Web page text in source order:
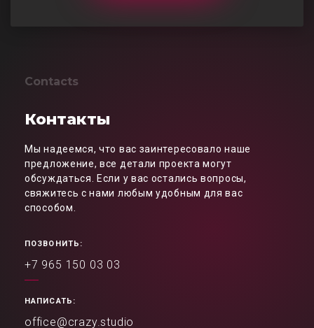
Contacts
Контакты
Мы надеемся, что вас заинтересовало наше
предложение, все детали проекта могут
обсуждаться. Если у вас остались вопросы,
свяжитесь с нами любым удобным для вас
способом.
ПОЗВОНИТЬ:
+7 965 150 03 03
НАПИСАТЬ:
office@crazy.studio